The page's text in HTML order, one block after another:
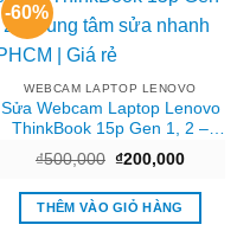
-60%
WEBCAM LAPTOP LENOVO
Sửa Webcam Laptop Lenovo
ThinkBook 15p Gen 1, 2 –
| Giá rẻ
₫500,000 Giá
là:
₫500,000.
₫200,000Giá
tại
THÊM VÀO GIỎ HÀNG